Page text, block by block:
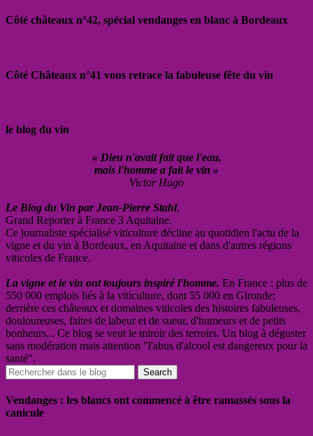
Côté châteaux n°42, spécial vendanges en blanc à Bordeaux
Côté Châteaux n°41 vous retrace la fabuleuse fête du vin
le blog du vin
« Dieu n'avait fait que l'eau,
mais l'homme a fait le vin »
Victor Hugo
Le Blog du Vin par Jean-Pierre Stahl,
Grand Reporter à France 3 Aquitaine.
Ce journaliste spécialisé viticulture décline au quotidien l'actu de la
vigne et du vin à Bordeaux, en Aquitaine et dans d'autres régions
viticoles de France.
La vigne et le vin ont toujours inspiré l'homme. En France : plus de
550 000 emplois liés à la viticulture, dont 55 000 en Gironde;
derrière ces châteaux et domaines viticoles des histoires fabuleuses,
douloureuses, faites de labeur et de sueur, d'humeurs et de petits
bonheurs... Ce blog se veut le miroir des terroirs. Un blog à déguster
sans modération mais attention "l'abus d'alcool est dangereux pour la
santé".
Vendanges : les blancs ont commencé à être ramassés sous la
canicule